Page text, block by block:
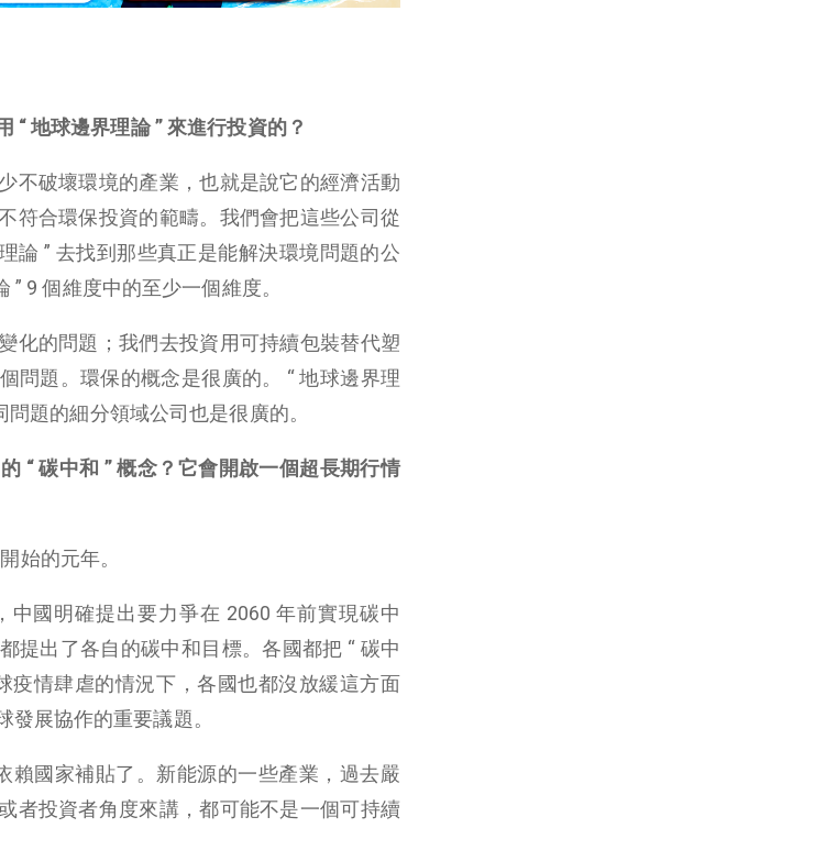
“ 地球邊界理論 ” 來進行投資的？
不破壞環境的產業，也就是說它的經濟活動
符合環保投資的範疇。我們會把這些公司從
論 ” 去找到那些真正是能解決環境問題的公
9 個維度中的至少一個維度。
化的問題；我們去投資用可持續包裝替代塑
問題。環保的概念是很廣的。 “ 地球邊界理
題的細分領域公司也是很廣的。
“ 碳中和 ” 概念？它會開啟一個超長期行情
始的元年。
國明確提出要力爭在 2060 年前實現碳中
提出了各自的碳中和目標。各國都把 “ 碳中
疫情肆虐的情況下，各國也都沒放緩這方面
展協作的重要議題。
國家補貼了。新能源的一些產業，過去嚴
者投資者角度來講，都可能不是一個可持續